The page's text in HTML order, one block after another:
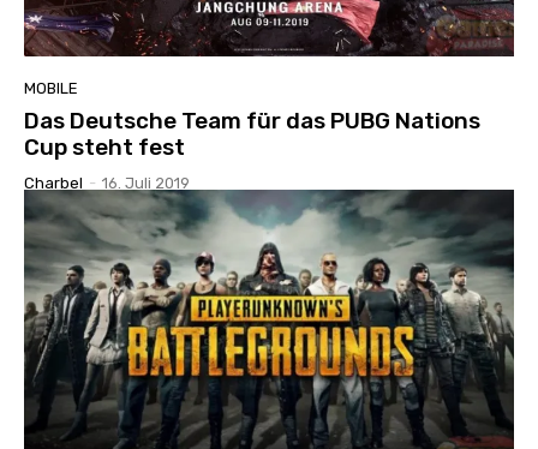
MOBILE
Das Deutsche Team für das PUBG Nations
Cup steht fest
Charbel - 16. Juli 2019